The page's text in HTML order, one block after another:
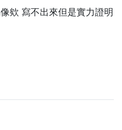
欸 寫不出來但是實力證明